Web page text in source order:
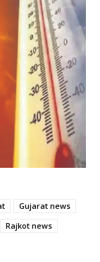
Gujarat news
Rajkot news